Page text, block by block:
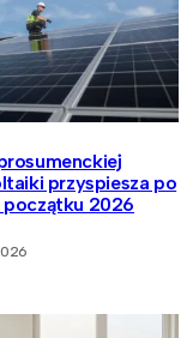
przyspiesza po
początku 2026